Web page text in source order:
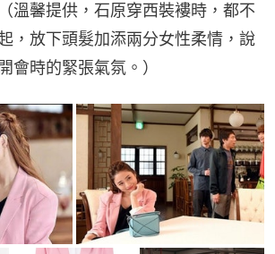
溫馨提供，石原穿西裝褸時，都不
，放下頭髮加添兩分女性柔情，說
會時的緊張氣氛。）